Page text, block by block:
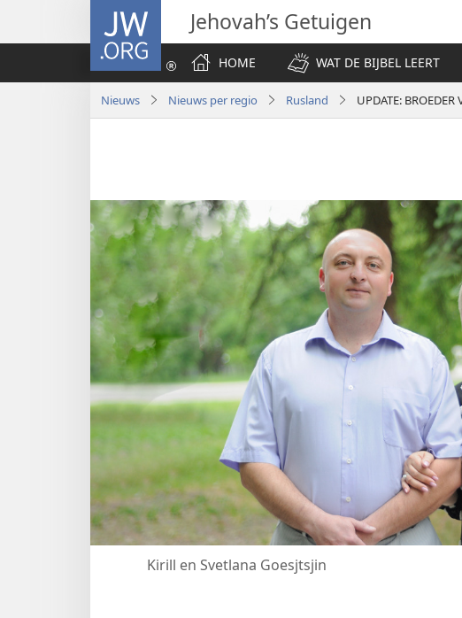
JW.ORG Jehovah’s Getuigen
HOME
WAT DE BIJBEL LEERT
Nieuws Nieuws per regio Rusland UPDATE:
Kirill en Svetlana Goesjtsjin